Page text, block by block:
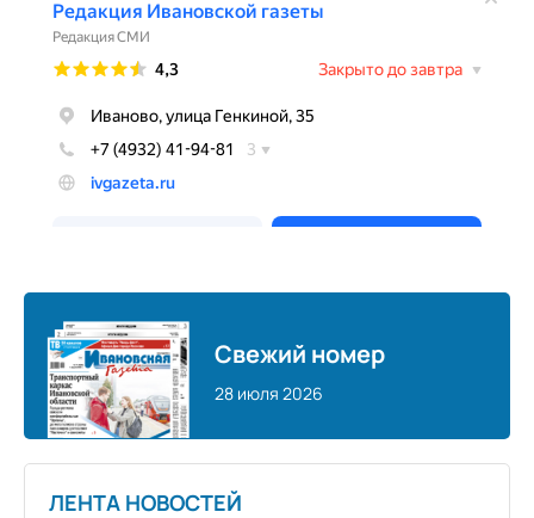
Свежий номер
28 июля 2026
ЛЕНТА НОВОСТЕЙ